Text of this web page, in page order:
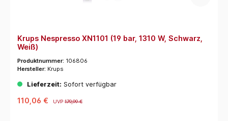
Krups Nespresso XN1101 (19 bar, 1310 W, Schwarz,
Weiß)
Produktnummer: 106806
Hersteller: Krups
Lieferzeit: Sofort verfügbar
110,06 € UVP179,99 €